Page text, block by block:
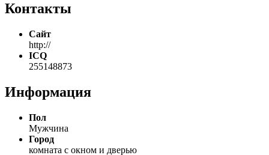
Контакты
Сайт
http://
ICQ
255148873
Информация
Пол
Мужчина
Город
комната с окном и дверью